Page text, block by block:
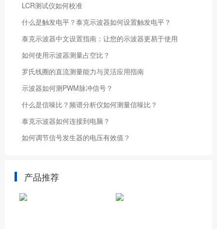
LCR测试仪如何校准
什么是触发电平？泰克示波器如何设置触发电平？
泰克示波器中文设置指南：让您的示波器更易于使用
如何使用示波器测量占空比？
罗氏线圈的直流测量能力与灵活应用指南
示波器如何测PWM脉冲信号？
什么是信噪比？频谱分析仪如何测量信噪比？
泰克示波器如何连接到电脑？
如何调节信号发生器的电压有效值？
产品推荐